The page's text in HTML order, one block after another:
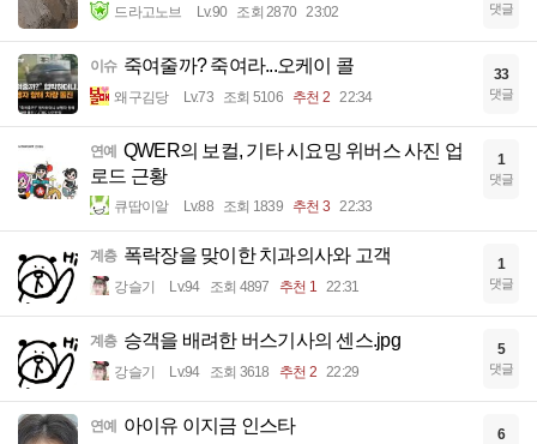
드라고노브 Lv.90 조회 2870 23:02 댓글
이슈 죽여줄까? 죽여라...오케이 콜
왜구김당 Lv.73 조회 5106 추천 2 22:34
33
댓글
연예
QWER의 보컬, 기타 시요밍 위버스 사진 업
로드 근황
큐땁이알 Lv.88 조회 1839 추천 3 22:33
1
댓글
계층 폭락장을 맞이한 치과의사와 고객
강슬기 Lv.94 조회 4897 추천 1 22:31
1
댓글
계층 승객을 배려한 버스기사의 센스.jpg
강슬기 Lv.94 조회 3618 추천 2 22:29
5
댓글
연예 아이유 이지금 인스타 6